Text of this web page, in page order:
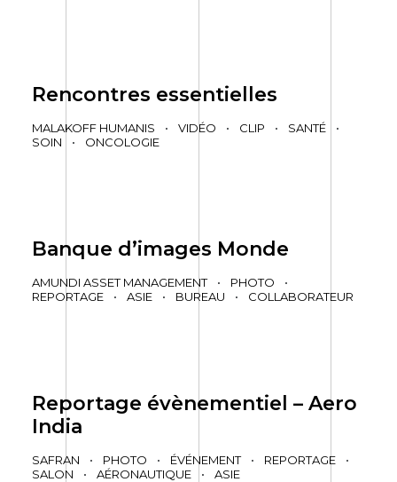
Rencontres essentielles
MALAKOFF HUMANIS • VIDÉO • CLIP • SANTÉ
•
SOIN
• ONCOLOGIE
Banque d’images Monde
AMUNDI ASSET MANAGEMENT • PHOTO
•
REPORTAGE
• ASIE • BUREAU • COLLABORATEUR
Reportage évènementiel – Aero
India
SAFRAN • PHOTO • ÉVÉNEMENT • REPORTAGE
•
SALON
• AÉRONAUTIQUE • ASIE